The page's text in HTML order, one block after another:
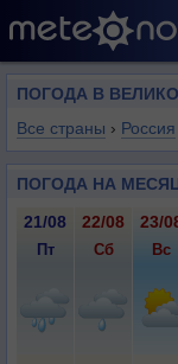
ПОГОДА В
Все страны › Россия
ПОГОДА НА
21/08 22/08 23/
Пт Сб Вс